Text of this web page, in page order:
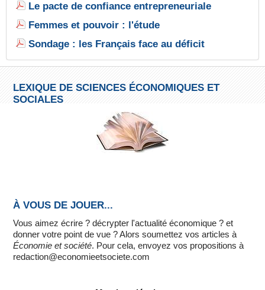
Le pacte de confiance entrepreneuriale
Femmes et pouvoir : l'étude
Sondage : les Français face au déficit
LEXIQUE DE SCIENCES ÉCONOMIQUES ET
SOCIALES
À VOUS DE JOUER...
Vous aimez écrire ? décrypter l'actualité économique ? et
donner votre point de vue ? Alors soumettez vos articles à
Économie et société. Pour cela, envoyez vos propositions à
redaction@economieetsociete.com